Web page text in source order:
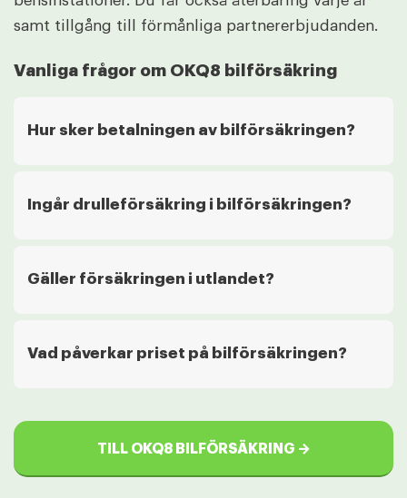
samt tillgång till förmånliga partnererbjudanden.
Vanliga frågor om OKQ8 bilförsäkring
Hur sker betalningen av bilförsäkringen?
Ingår drulleförsäkring i bilförsäkringen?
Gäller försäkringen i utlandet?
Vad påverkar priset på bilförsäkringen?
TILL OKQ8 BILFÖRSÄKRING →